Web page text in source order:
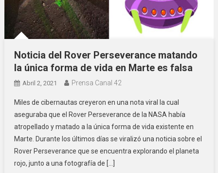
Noticia del Rover Perseverance matando
la única forma de vida en Marte es falsa
Abril 2, 2021 Prensa Canal 42
Miles de cibernautas creyeron en una nota viral la cual
aseguraba que el Rover Perseverance de la NASA había
atropellado y matado a la única forma de vida existente en
Marte. Durante los últimos días se viralizó una noticia sobre el
Rover Perseverance que se encuentra explorando el planeta
rojo, junto a una fotografía de […]